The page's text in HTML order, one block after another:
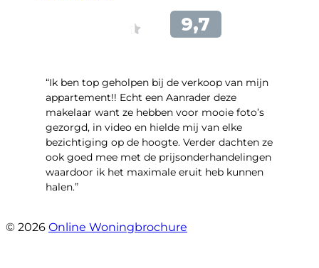
“Ik ben top geholpen bij de verkoop van mijn
appartement!! Echt een Aanrader deze
makelaar want ze hebben voor mooie foto’s
gezorgd, in video en hielde mij van elke
bezichtiging op de hoogte. Verder dachten ze
ook goed mee met de prijsonderhandelingen
waardoor ik het maximale eruit heb kunnen
halen.”
© 2026 Online Woningbrochure